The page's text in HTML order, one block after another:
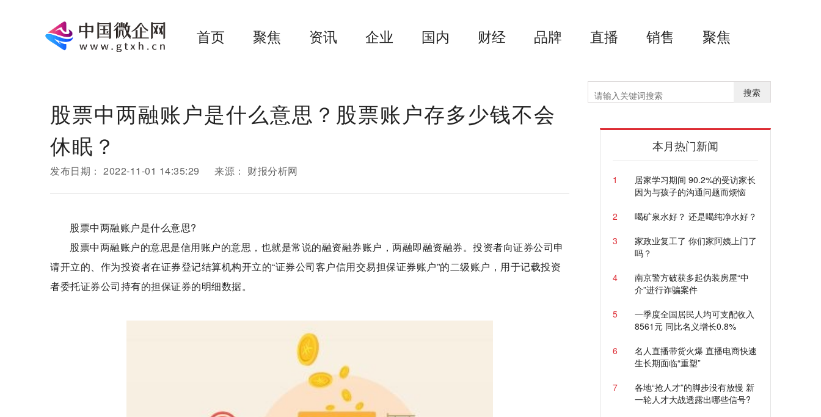
首页 聚焦 资讯 企业 国内 财经 品牌 直播 销售 聚焦
股票中两融账户是什么意思？股票账户存多少钱不会
休眠？
发布日期： 2022-11-01 14:35:29 来源： 财报分析网
股票中两融账户是什么意思?
股票中两融账户的意思是信用账户的意思，也就是常说的融资融券账户，两融即融资融券。投资者向证券公司申
请开立的、作为投资者在证券登记结算机构开立的“证券公司客户信用交易担保证券账户”的二级账户，用于记载投资
者委托证券公司持有的担保证券的明细数据。
搜索
本月热门新闻
1
居家学习期间 90.2%的受访家长
因为与孩子的沟通问题而烦恼
2
喝矿泉水好？ 还是喝纯净水好？
3
家政业复工了 你们家阿姨上门了
吗？
4
南京警方破获多起伪装房屋“中
介”进行诈骗案件
5
一季度全国居民人均可支配收入
8561元 同比名义增长0.8%
6
名人直播带货火爆 直播电商快速
生长期面临“重塑”
7
各地“抢人才”的脚步没有放慢 新
一轮人才大战透露出哪些信号?